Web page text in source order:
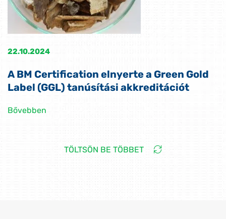
22.10.2024
A BM Certification elnyerte a Green Gold
Label (GGL) tanúsítási akkreditációt
Bővebben
TÖLTSÖN BE TÖBBET